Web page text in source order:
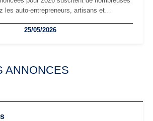
les auto-entrepreneurs, artisans et
de bascule vers la TVA : les règles
25/05/2026
ANNONCES